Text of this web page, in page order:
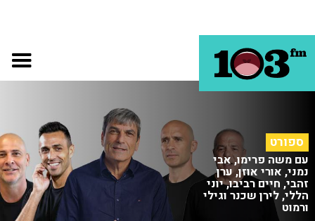
ספורט
עם משה פרימו, אבי
נמני, אורי אוזן, ערן
זהבי, חיים רביבו, יוני
הללי, לירן שכנר וגילי
ורמוט